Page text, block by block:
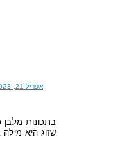
אפריל 21, 2023 ב 16:06
בתכונות מלבן
שזוג היא מילה